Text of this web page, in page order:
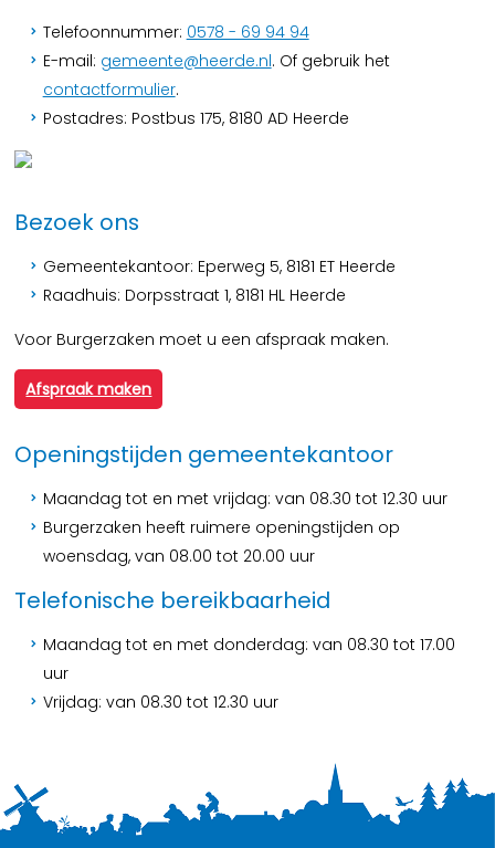
Telefoonnummer: 0578 - 69 94 94
E-mail: gemeente@heerde.nl. Of gebruik het
contactformulier.
Postadres: Postbus 175, 8180 AD Heerde
Bezoek ons
Gemeentekantoor: Eperweg 5, 8181 ET Heerde
Raadhuis: Dorpsstraat 1, 8181 HL Heerde
Voor Burgerzaken moet u een afspraak maken.
Afspraak maken
Openingstijden gemeentekantoor
Maandag tot en met vrijdag: van 08.30 tot 12.30 uur
Burgerzaken heeft ruimere openingstijden op
woensdag, van 08.00 tot 20.00 uur
Telefonische bereikbaarheid
Maandag tot en met donderdag: van 08.30 tot 17.00
uur
Vrijdag: van 08.30 tot 12.30 uur